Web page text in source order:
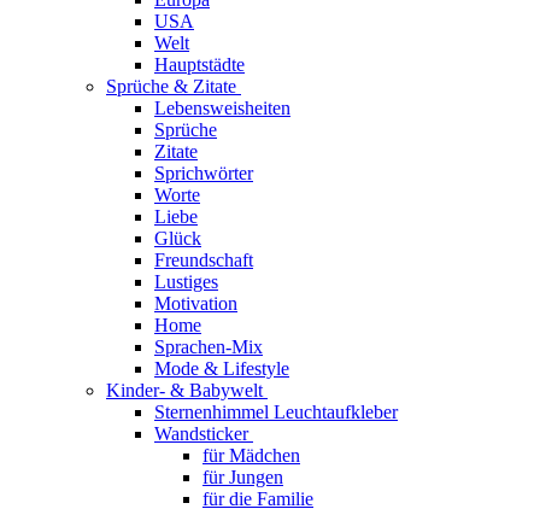
USA
Welt
Hauptstädte
Sprüche & Zitate
Lebensweisheiten
Sprüche
Zitate
Sprichwörter
Worte
Liebe
Glück
Freundschaft
Lustiges
Motivation
Home
Sprachen-Mix
Mode & Lifestyle
Kinder- & Babywelt
Sternenhimmel Leuchtaufkleber
Wandsticker
für Mädchen
für Jungen
für die Familie